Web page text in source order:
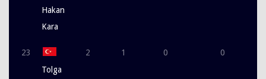
Hakan
Kara
23
Tolga
2 1 0 0